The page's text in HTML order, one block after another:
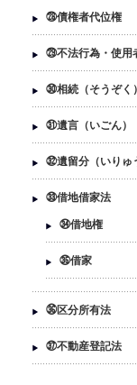
㉘債権者代位権
㉙不法行為・使用
㉚相続（そうぞく）
㉛遺言（いごん）
㉜遺留分（いりゅ
㉝借地借家法
㉞借地権
㉟借家
㊱区分所有法
㊲不動産登記法